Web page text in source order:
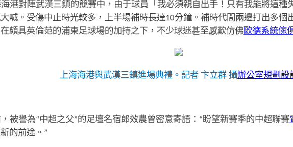
港對陣武漢三鎮的競賽中，由于球員「我必須親自出手！只有我能將這種
喊。受傷中止時光較多，上半場補時長達10分鐘。補時代間兩邊打出多個
頗具英倫范的浦東足球場的加持之下，不少球迷甚至感歎仿佛歐德系統傢
上海海港與武漢三鎮進場典禮。記者 卞立群 攝辦公室規劃設
被譽為“中超之父”的足壇名宿郎效農曾密意寄語：“盼望新賽季的中超聯賽
的前途。”